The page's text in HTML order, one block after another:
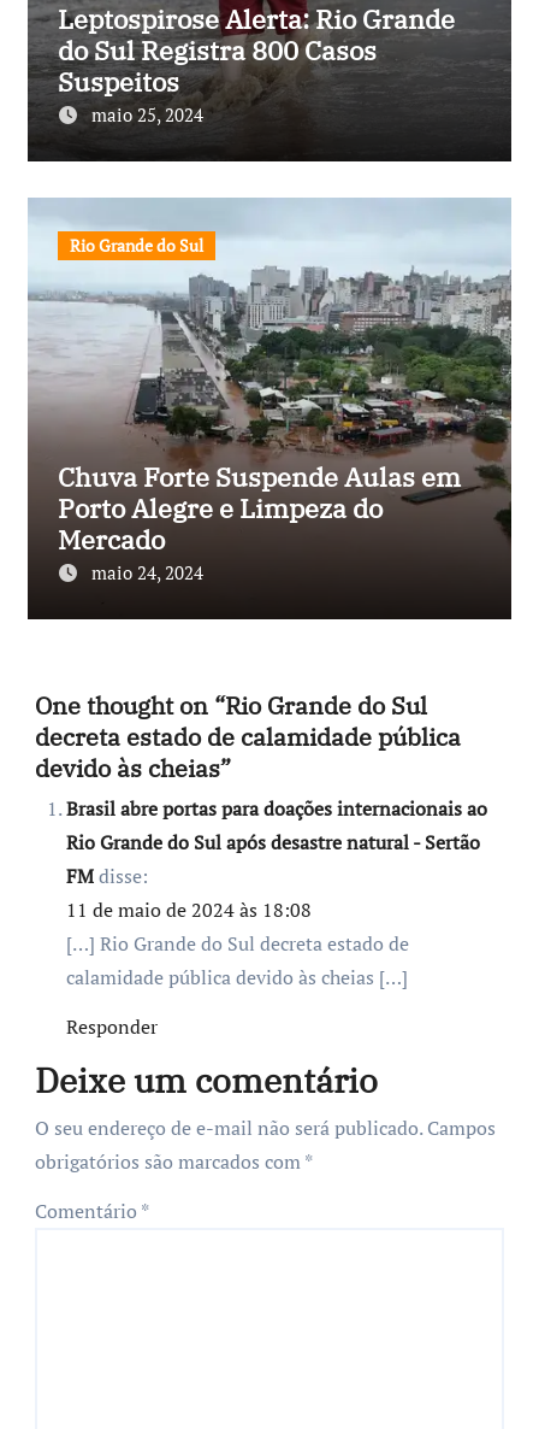
Leptospirose Alerta: Rio Grande
do Sul Registra 800 Casos
Suspeitos
maio 25, 2024
Rio Grande do Sul
Chuva Forte Suspende Aulas em
Porto Alegre e Limpeza do
Mercado
maio 24, 2024
One thought on “Rio Grande do Sul
decreta estado de calamidade pública
devido às cheias”
Brasil abre portas para doações internacionais ao
Rio Grande do Sul após desastre natural - Sertão
FMdisse:
11 de maio de 2024 às 18:08
[…] Rio Grande do Sul decreta estado de
calamidade pública devido às cheias […]
Responder
Deixe um comentário
O seu endereço de e-mail não será publicado. Campos
obrigatórios são marcados com*
Comentário *